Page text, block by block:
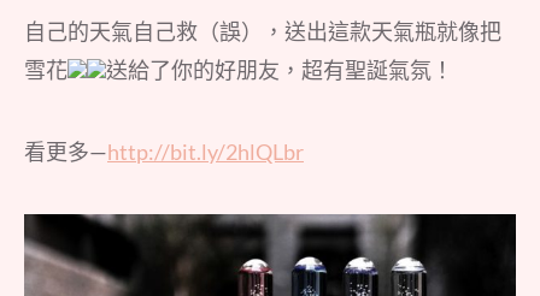
自己的天氣自己救（誤），送出這款天氣瓶就像把
雪花
送給了你的好朋友，超有聖誕氣氛！
看更多—http://bit.ly/2hlQLbr